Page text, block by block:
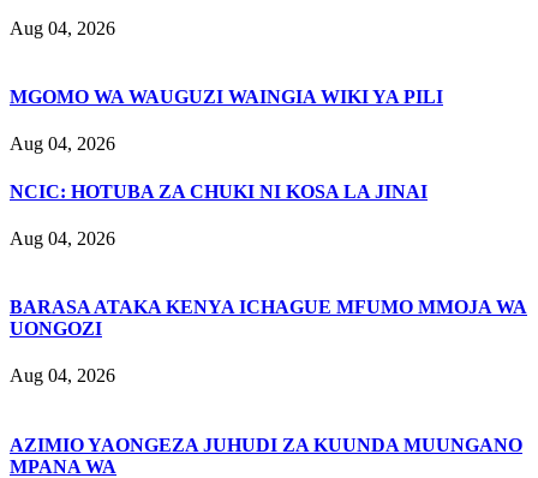
Aug 04, 2026
MGOMO WA WAUGUZI WAINGIA WIKI YA PILI
Aug 04, 2026
NCIC: HOTUBA ZA CHUKI NI KOSA LA JINAI
Aug 04, 2026
BARASA ATAKA KENYA ICHAGUE MFUMO MMOJA WA
UONGOZI
Aug 04, 2026
AZIMIO YAONGEZA JUHUDI ZA KUUNDA MUUNGANO
MPANA WA